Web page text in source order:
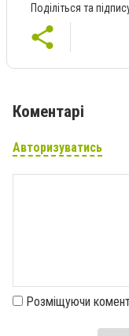
Поділіться та
Коментарі
Авторизуватись
Розміщуючи